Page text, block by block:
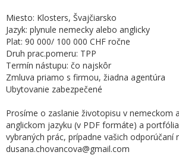
Miesto: Klosters, Švajčiarsko
Jazyk: plynule nemecky alebo anglicky
Plat: 90 000/ 100 000 CHF ročne
Druh prac.pomeru: TPP
Termín nástupu: čo najskôr
Zmluva priamo s firmou, žiadna agentúra
Ubytovanie zabezpečené
Prosíme o zaslanie životopisu v nemeckom
anglickom jazyku (v PDF formáte) a portfólia
vybraných prác, prípadne vašich odporúčaní
dusana.chovancova@gmail.com